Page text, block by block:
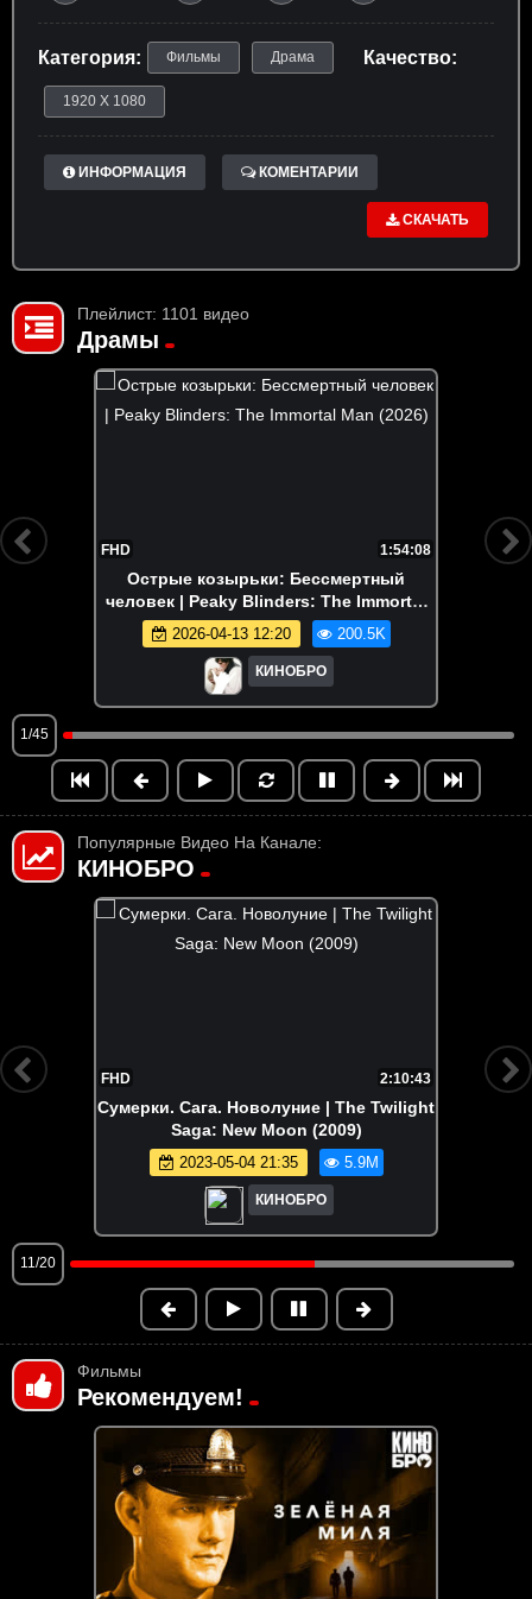
Категория: Фильмы Драма Качество:
1920 X 1080
ИНФОРМАЦИЯ КОМЕНТАРИИ
СКАЧАТЬ
Плейлист: 1101 видео
Драмы
FHD 1:54:08
Острые козырьки: Бессмертный
человек | Peaky Blinders: The Immortal
Man (2026)
2026-04-13 12:20 200.5K
КИНОБРО
1/45
Популярные Видео На Канале:
КИНОБРО
1:47:17
Босс-молокосос 2 | The Boss Baby:
Family Business (2021)
2025-02-01 11:59 5.9M
КИНОБРО
12/20
Фильмы
Рекомендуем!